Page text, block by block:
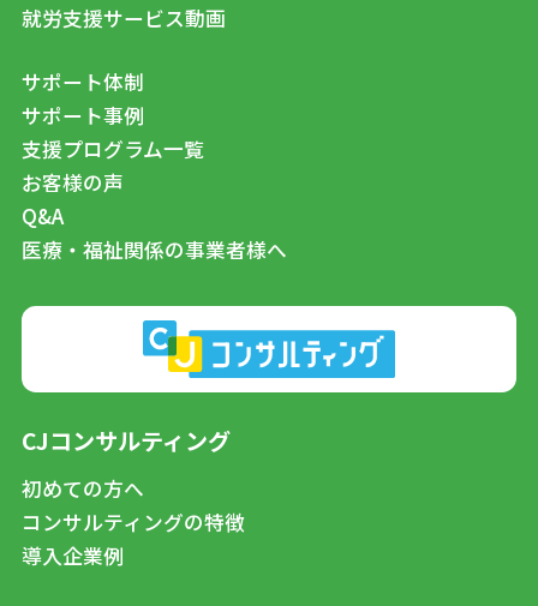
就労支援サービス動画
サポート体制
サポート事例
支援プログラム一覧
お客様の声
Q&A
医療・福祉関係の事業者様へ
CJコンサルティング
初めての方へ
コンサルティングの特徴
導入企業例